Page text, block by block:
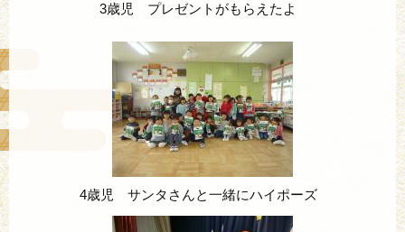
3歳児 プレゼントがもらえたよ
4歳児 サンタさんと一緒にハイポーズ